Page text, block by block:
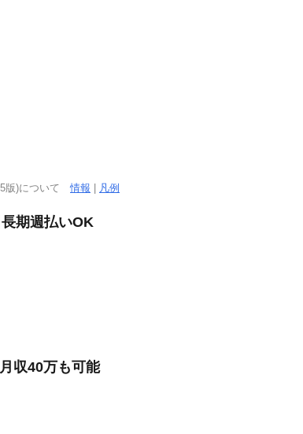
5版)について情報 凡例
期週払いOK
収40万も可能